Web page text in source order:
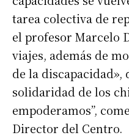
tarea colectiva de
el profesor Marcelo
viajes, además de
de la discapacidad»,
solidaridad de los
empoderamos”,
Director del Centro.